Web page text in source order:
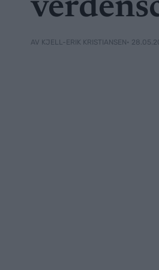
AV KJELL-ERIK KRISTIANSEN •